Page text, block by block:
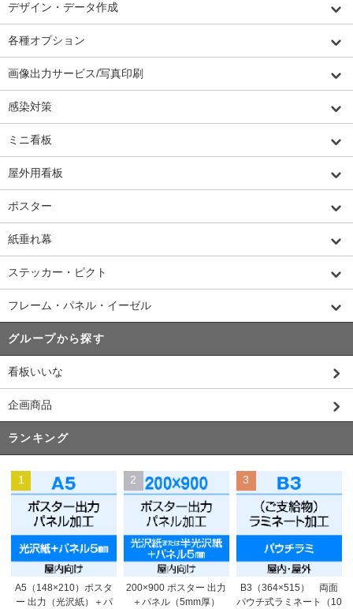
デザイン・データ作成
各種オプション
画像出力サービス/写真印刷
感染対策
ミニ看板
屋外用看板
ポスター
紙垂れ幕
ステッカー・ピクト
フレーム・パネル・イーゼル
グループから探す
看板いいな
企画商品
ランキング
1
A5（148×210）ポスタ
ー 出力（光沢紙）＋パ
2
200×900 ポスター 出力
＋パネル（5mm厚）
3
B3（364×515） 両面
パウチ式ラミネート（10